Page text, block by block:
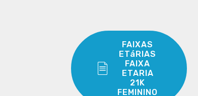
FAIXAS
ETáRIAS
FAIXA
ETARIA
21K
FEMININO